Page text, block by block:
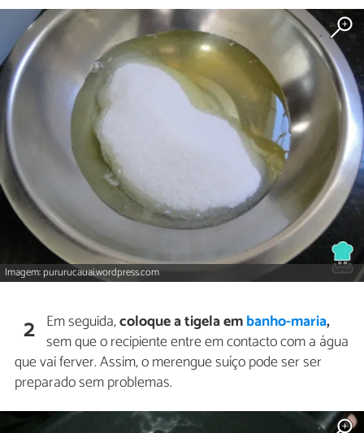
Imagem: pururucauai.wordpress.com
2 Em seguida,coloque a tigela embanho-maria,
sem que o recipiente entre em contacto com a água
que vai ferver. Assim, o merengue suíço pode ser ser
preparado sem problemas.